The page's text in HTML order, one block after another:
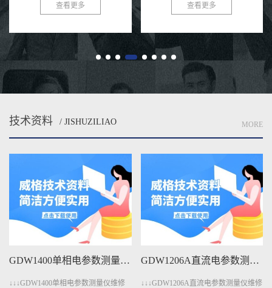
查看更多 查看更多
技术资料 / JISHUZILIAO MORE
GDW1206A直流电参数测量仪维修手册下载
↓↓↓GDW1206A直流电参数测量仪维修
GDW401A变压器测量仪维修手册下载
↓↓↓GDW401A变压器测量仪维修手册